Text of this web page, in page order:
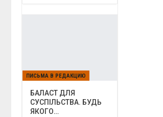
ПИСЬМА В РЕДАКЦИЮ
БАЛАСТ ДЛЯ
СУСПІЛЬСТВА. БУДЬ
ЯКОГО…